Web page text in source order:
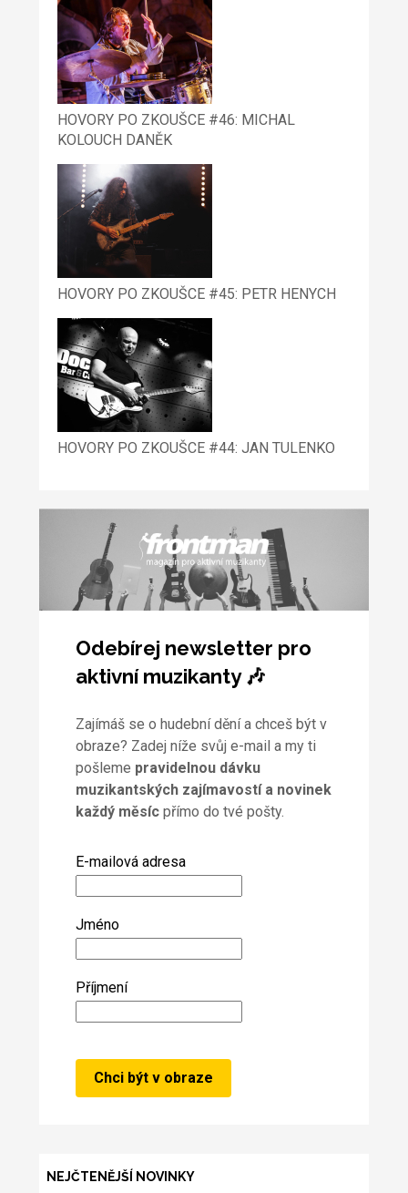
HOVORY PO ZKOUŠCE #46: MICHAL
KOLOUCH DANĚK
HOVORY PO ZKOUŠCE #45: PETR HENYCH
HOVORY PO ZKOUŠCE #44: JAN TULENKO
Odebírej newsletter pro
aktivní muzikanty 🎶
Zajímáš se o hudební dění a chceš být v
obraze? Zadej níže svůj e-mail a my ti
pošleme pravidelnou dávku
muzikantských zajímavostí a novinek
každý měsícpřímo do tvé pošty.
E-mailová adresa
Jméno
Příjmení
NEJČTENĚJŠÍ NOVINKY